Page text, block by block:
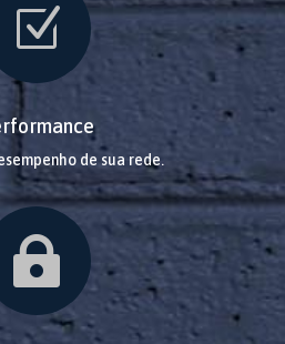
Z
de sua rede.
